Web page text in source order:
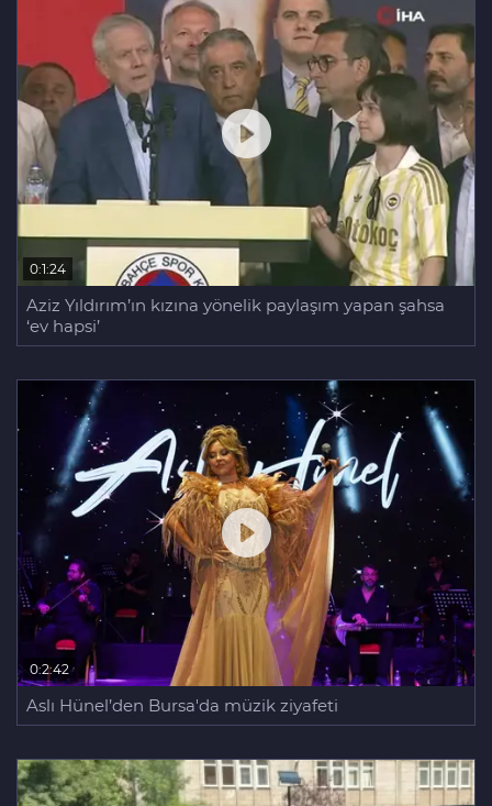
0:1:24
Aziz Yıldırım’ın kızına yönelik paylaşım yapan şahsa
‘ev hapsi’
0:2:42
Aslı Hünel’den Bursa'da müzik ziyafeti